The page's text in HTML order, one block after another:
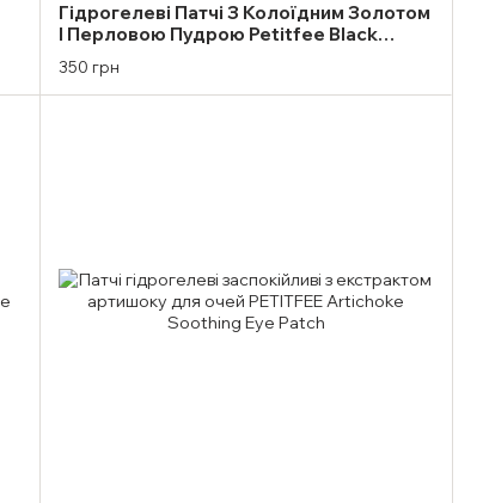
Гідрогелеві Патчі З Колоїдним Золотом
І Перловою Пудрою Petitfee Black
Pearl&Gold Hydrogel Eye Patch
350 грн